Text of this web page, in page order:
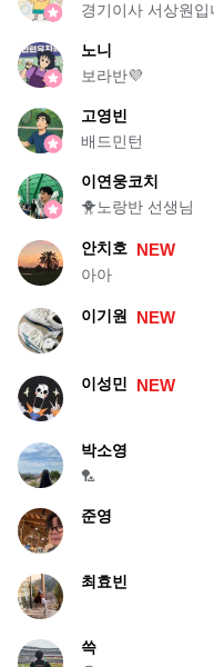
경기이사 서상원입
노니
보라반💜
고영빈
배드민턴
이연웅코치
🐥노랑반 선생님
안치호 NEW
아아
이기원 NEW
이성민 NEW
박소영
🏸
준영
최효빈
쓱